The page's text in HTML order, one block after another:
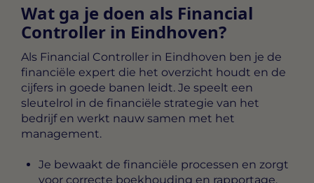
Wat ga je doen als Financial
Controller in Eindhoven?
Als Financial Controller in Eindhoven ben je de
financiële expert die het overzicht houdt en de
cijfers in goede banen leidt. Je speelt een
sleutelrol in de financiële strategie van het
bedrijf en werkt nauw samen met het
management.
Je bewaakt de financiële processen en zorgt
voor correcte boekhouding en rapportage.